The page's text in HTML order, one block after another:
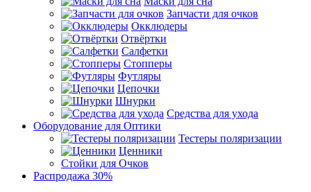
Запчасти для очков
Окклюдеры
Отвёртки
Салфетки
Стопперы
Футляры
Цепочки
Шнурки
Средства для ухода
Оборудование для Оптики
Тестеры поляризации
Ценники
Стойки для Очков
Распродажа 30%